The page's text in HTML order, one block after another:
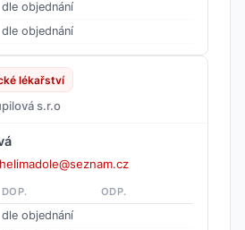
dle objednání
dle objednání
lékařství
s.r.o
helimadole@seznam.cz
DOP. ODP.
dle objednání